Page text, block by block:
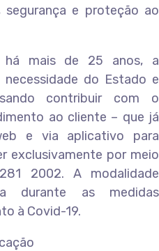
segurança e proteção ao
há mais de 25 anos, a
do Estado e
contribuir com o
ao cliente – que já
e via aplicativo para
exclusivamente por meio
2002. A modalidade
durante as medidas
à Covid-19.